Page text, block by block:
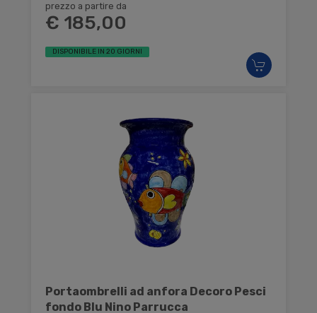
prezzo a partire da
€ 185,00
DISPONIBILE IN 20 GIORNI
Portaombrelli ad anfora Decoro Pesci
fondo Blu Nino Parrucca